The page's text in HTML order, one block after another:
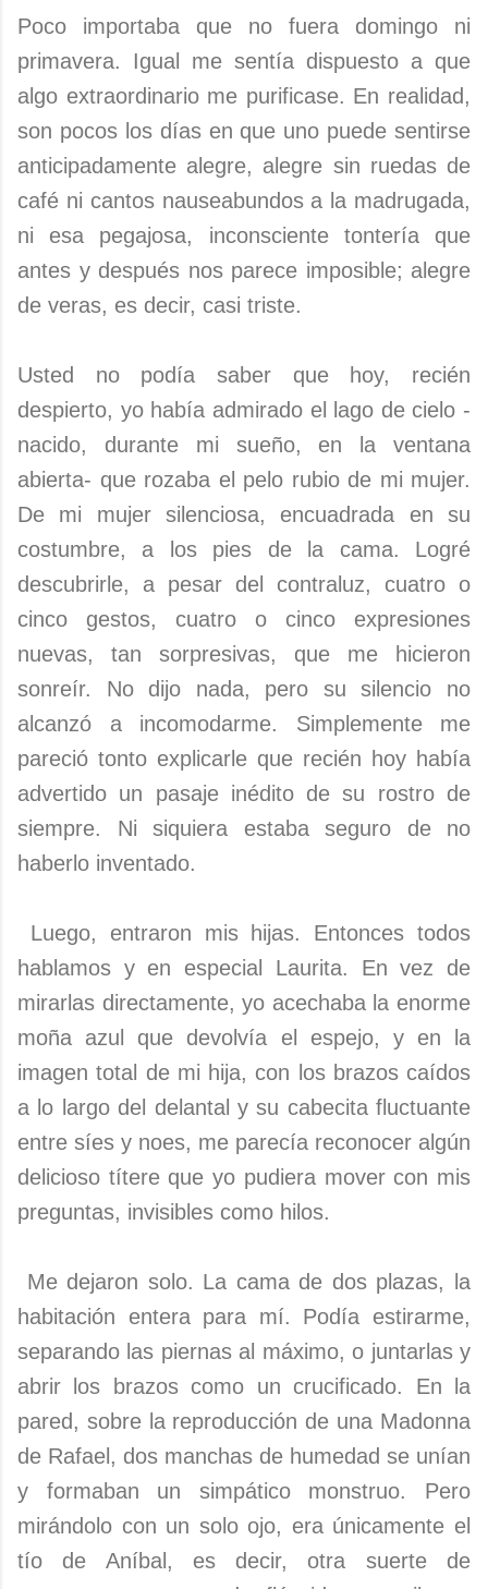
Poco importaba que no fuera domingo ni
primavera. Igual me sentía dispuesto a que
algo extraordinario me purificase. En realidad,
son pocos los días en que uno puede sentirse
anticipadamente alegre, alegre sin ruedas de
café ni cantos nauseabundos a la madrugada,
ni esa pegajosa, inconsciente tontería que
antes y después nos parece imposible; alegre
de veras, es decir, casi triste.
Usted no podía saber que hoy, recién
despierto, yo había admirado el lago de cielo -
nacido, durante mi sueño, en la ventana
abierta- que rozaba el pelo rubio de mi mujer.
De mi mujer silenciosa, encuadrada en su
costumbre, a los pies de la cama. Logré
descubrirle, a pesar del contraluz, cuatro o
cinco gestos, cuatro o cinco expresiones
nuevas, tan sorpresivas, que me hicieron
sonreír. No dijo nada, pero su silencio no
alcanzó a incomodarme. Simplemente me
pareció tonto explicarle que recién hoy había
advertido un pasaje inédito de su rostro de
siempre. Ni siquiera estaba seguro de no
haberlo inventado.
Luego, entraron mis hijas. Entonces todos
hablamos y en especial Laurita. En vez de
mirarlas directamente, yo acechaba la enorme
moña azul que devolvía el espejo, y en la
imagen total de mi hija, con los brazos caídos
a lo largo del delantal y su cabecita fluctuante
entre síes y noes, me parecía reconocer algún
delicioso títere que yo pudiera mover con mis
preguntas, invisibles como hilos.
Me dejaron solo. La cama de dos plazas, la
habitación entera para mí. Podía estirarme,
separando las piernas al máximo, o juntarlas y
abrir los brazos como un crucificado. En la
pared, sobre la reproducción de una Madonna
de Rafael, dos manchas de humedad se unían
y formaban un simpático monstruo. Pero
mirándolo con un solo ojo, era únicamente el
tío de Aníbal, es decir, otra suerte de